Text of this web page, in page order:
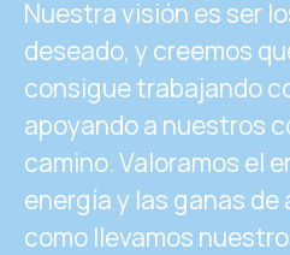
Nuestra visión es ser
deseado, y creemos
consigue trabajando
apoyando a nuestros
camino. Valoramos el
energía y las ganas de
como llevamos